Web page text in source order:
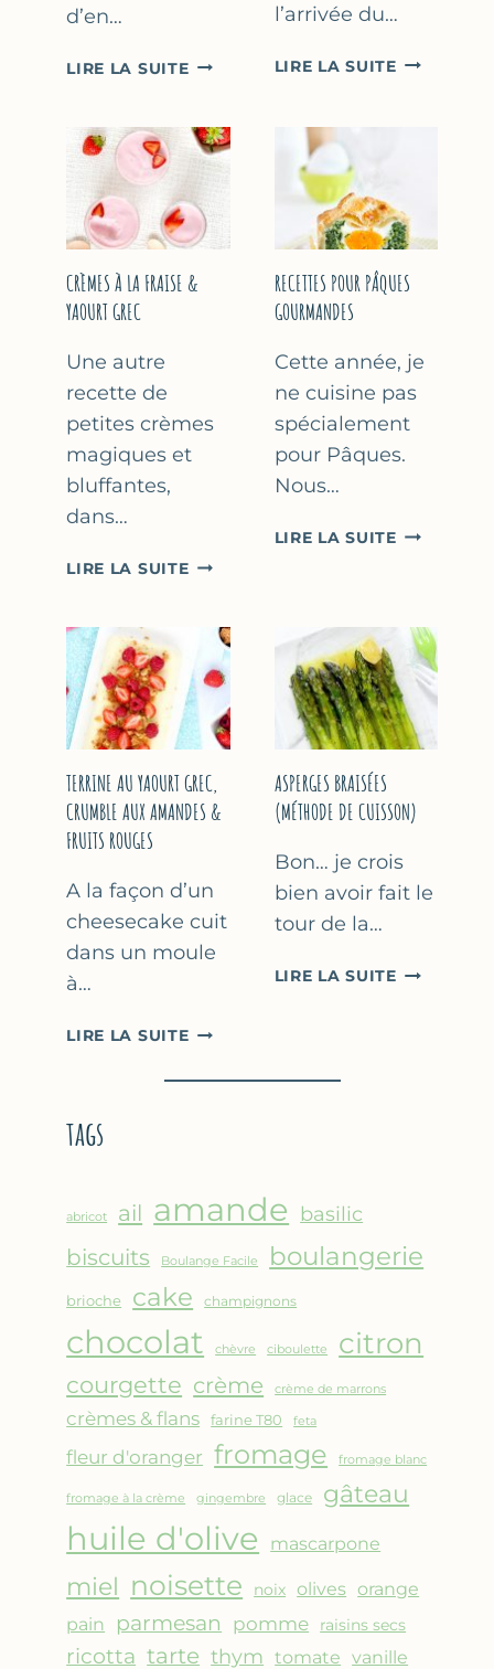
d’en…
LIRE LA SUITEGÂTEAU
FRAISES
l’arrivée du…
LIRE LA SUITEDESSERTS
DES
MÈRES
DES
CRÈMES À LA FRAISE &
YAOURT GREC
Une autre
recette de
petites crèmes
magiques et
bluffantes,
dans…
LIRE LA SUITECRÈMES
FRAISE
YAOURT
GREC
RECETTES POUR PÂQUES
GOURMANDES
Cette année, je
ne cuisine pas
spécialement
pour Pâques.
Nous…
LIRE LA SUITERECETTES
TERRINE AU YAOURT GREC,
CRUMBLE AUX AMANDES &
FRUITS ROUGES
A la façon d’un
cheesecake cuit
dans un moule
à…
LIRE LA SUITETERRINE
YAOURT
&
ROUGES
ASPERGES BRAISÉES
(MÉTHODE DE CUISSON)
Bon… je crois
bien avoir fait le
tour de la…
LIRE LA SUITEASPERGES
tags
abricot ail amande basilic
biscuits Boulange Facile boulangerie
brioche cake champignons
chocolat chèvre ciboulette citron
courgette crème crème de marrons
crèmes & flans farine T80 feta
fleur d'oranger fromage fromage blanc
fromage à la crème gingembre glace gâteau
huile d'olive mascarpone
miel noisette noix olives orange
pain
parmesan pomme raisins secs
ricotta tarte thym tomate vanille